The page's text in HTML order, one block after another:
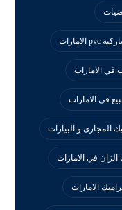
باركيه pvc الامارات
في الامارات
في الامارات
المجارى و البيارات
في الامارات
الامارات